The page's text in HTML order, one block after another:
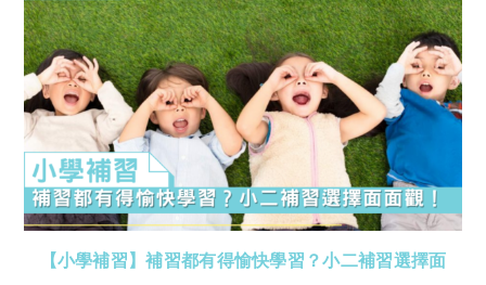
【小學補習】補習都有得愉快學習？小二補習選擇面